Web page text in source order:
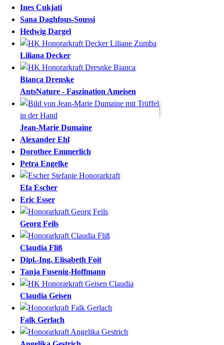
Ines Cukjati
Sana Daghfous-Soussi
Hedwig Dargel
Liliana Decker
Bianca Drenske
AntsNature - Faszination Ameisen
Jean-Marie Dumaine
Alexander Ehl
Dorothee Emmerlich
Petra Engelke
Efa Escher
Eric Esser
Georg Feils
Claudia Fliß
Dipl.-Ing. Elisabeth Foit
Tanja Fusenig-Hoffmann
Claudia Geisen
Falk Gerlach